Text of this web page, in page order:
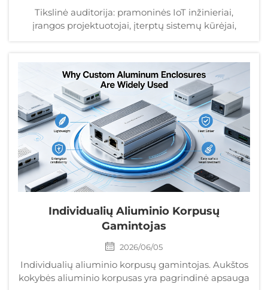
Tikslinė auditorija: pramoninės IoT inžinieriai,
įrangos projektuotojai, įterptų sistemų kūrėjai,
Santrauka klientui: Europos lyderis aukšto našumo ...
Individualių Aliuminio Korpusų
Gamintojas
2026/06/05
Individualių aliuminio korpusų gamintojas. Aukštos
kokybės aliuminio korpusas yra pagrindinė apsauga